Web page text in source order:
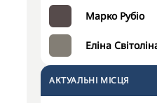
Марко Рубіо
Еліна
АКТУАЛЬНІ МІСЦЯ